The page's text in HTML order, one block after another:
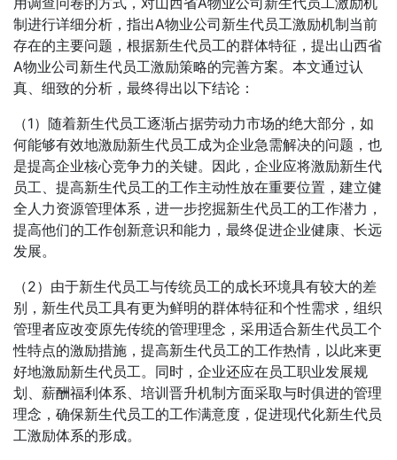
制进行详细分析，指出A物业公司新生代员工激励机制当前
存在的主要问题，根据新生代员工的群体特征，提出山西省
A物业公司新生代员工激励策略的完善方案。本文通过认
真、细致的分析，最终得出以下结论：
（1）随着新生代员工逐渐占据劳动力市场的绝大部分，如
何能够有效地激励新生代员工成为企业急需解决的问题，也
是提高企业核心竞争力的关键。因此，企业应将激励新生代
员工、提高新生代员工的工作主动性放在重要位置，建立健
全人力资源管理体系，进一步挖掘新生代员工的工作潜力，
提高他们的工作创新意识和能力，最终促进企业健康、长远
发展。
（2）由于新生代员工与传统员工的成长环境具有较大的差
别，新生代员工具有更为鲜明的群体特征和个性需求，组织
管理者应改变原先传统的管理理念，采用适合新生代员工个
性特点的激励措施，提高新生代员工的工作热情，以此来更
好地激励新生代员工。同时，企业还应在员工职业发展规
划、薪酬福利体系、培训晋升机制方面采取与时俱进的管理
理念，确保新生代员工的工作满意度，促进现代化新生代员
工激励体系的形成。